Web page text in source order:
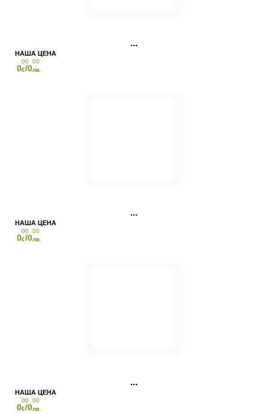
0
00
€/0
00
лв.
0
00
€/0
00
лв.
0
00
€/0
00
лв.